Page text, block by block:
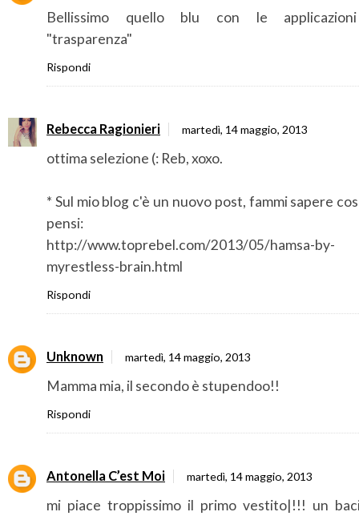
Bellissimo quello blu con le
"trasparenza"
Rispondi
Rebecca Ragionieri martedì, 14 maggio, 2013
ottima selezione (: Reb, xoxo.
* Sul mio blog c'è un nuovo post, fammi sapere
pensi:
http://www.toprebel.com/2013/05/hamsa-by-
myrestless-brain.html
Rispondi
Unknown martedì, 14 maggio, 2013
Mamma mia, il secondo è stupendoo!!
Rispondi
Antonella C’est Moi martedì, 14 maggio, 2013
mi piace troppissimo il primo vestito|!!! un